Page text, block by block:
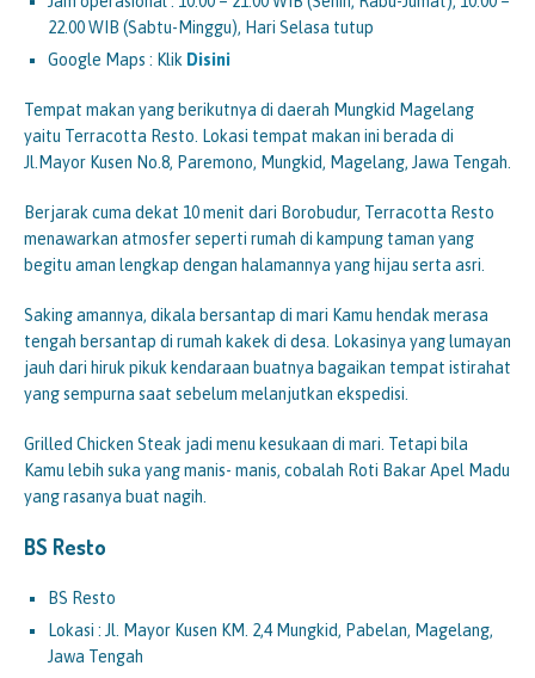
22.00 WIB (Sabtu-Minggu), Hari Selasa tutup
Google Maps : Klik Disini
Tempat makan yang berikutnya di daerah Mungkid Magelang
yaitu Terracotta Resto. Lokasi tempat makan ini berada di
Jl.Mayor Kusen No.8, Paremono, Mungkid, Magelang, Jawa Tengah.
Berjarak cuma dekat 10 menit dari Borobudur, Terracotta Resto
menawarkan atmosfer seperti rumah di kampung taman yang
begitu aman lengkap dengan halamannya yang hijau serta asri.
Saking amannya, dikala bersantap di mari Kamu hendak merasa
tengah bersantap di rumah kakek di desa. Lokasinya yang lumayan
jauh dari hiruk pikuk kendaraan buatnya bagaikan tempat istirahat
yang sempurna saat sebelum melanjutkan ekspedisi.
Grilled Chicken Steak jadi menu kesukaan di mari. Tetapi bila
Kamu lebih suka yang manis- manis, cobalah Roti Bakar Apel Madu
yang rasanya buat nagih.
BS Resto
BS Resto
Lokasi : Jl. Mayor Kusen KM. 2,4 Mungkid, Pabelan, Magelang,
Jawa Tengah